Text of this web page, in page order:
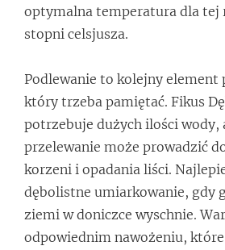
optymalna temperatura dla
stopni celsjusza.
Podlewanie to kolejny element
który trzeba pamiętać. Fikus
potrzebuje dużych ilości wody,
przelewanie może prowadzić
korzeni i opadania liści.
dębolistne umiarkowanie, gdy
ziemi w doniczce wyschnie.
odpowiednim nawożeniu,